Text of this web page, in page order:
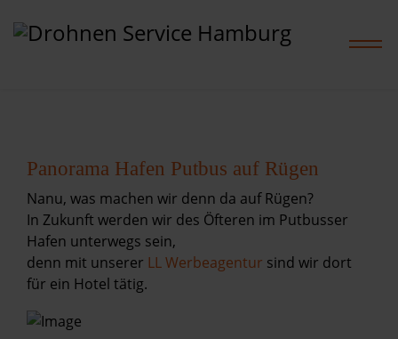
Home
Leistungen
Projekte
Preise
Panorama Hafen Putbus auf Rügen
Nanu, was machen wir denn da auf Rügen?
In Zukunft werden wir des Öfteren im Putbusser
Hafen unterwegs sein,
denn mit unserer LL Werbeagentur sind wir dort
für ein Hotel tätig.